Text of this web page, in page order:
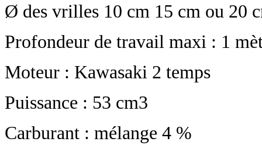
Ø des vrilles 10 cm 15 cm ou 20
Profondeur de travail maxi : 1
Moteur : Kawasaki 2 temps
Puissance : 53 cm3
Carburant : mélange 4 %